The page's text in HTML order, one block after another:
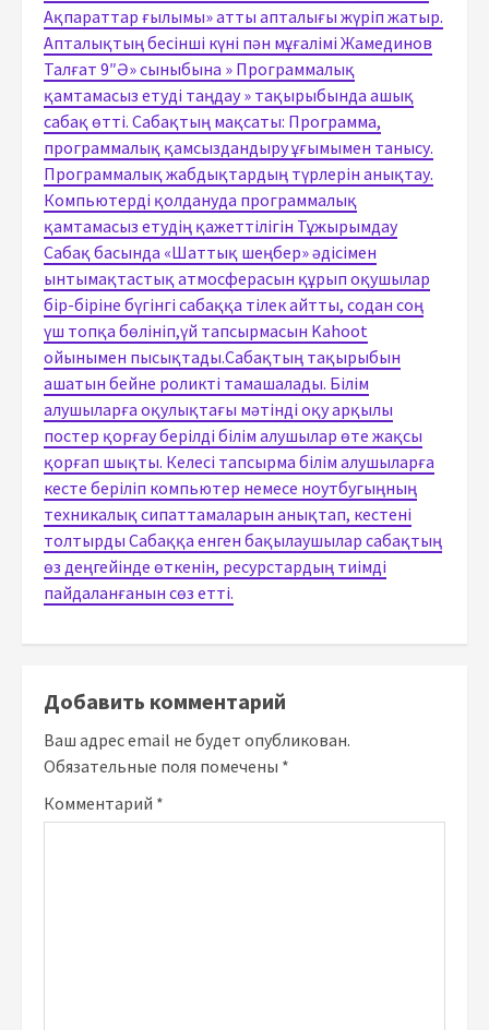
Ақпараттар ғылымы» атты апталығы жүріп жатыр.
Апталықтың бесінші күні пән мұғалімі Жамединов
Талғат 9″Ә» сыныбына » Программалық
қамтамасыз етуді таңдау » тақырыбында ашық
сабақ өтті. Сабақтың мақсаты: Программа,
программалық қамсыздандыру ұғымымен танысу.
Программалық жабдықтардың түрлерін анықтау.
Компьютерді қолдануда программалық
қамтамасыз етудің қажеттілігін Тұжырымдау
Сабақ басында «Шаттық шеңбер» әдісімен
ынтымақтастық атмосферасын құрып оқушылар
бір-біріне бүгінгі сабаққа тілек айтты, содан соң
үш топқа бөлініп,үй тапсырмасын Kahoot
ойынымен пысықтады.Сабақтың тақырыбын
ашатын бейне роликті тамашалады. Білім
алушыларға оқулықтағы мәтінді оқу арқылы
постер қорғау берілді білім алушылар өте жақсы
қорғап шықты. Келесі тапсырма білім алушыларға
кесте беріліп компьютер немесе ноутбугыңның
техникалық сипаттамаларын анықтап, кестені
толтырды Сабаққа енген бақылаушылар сабақтың
өз деңгейінде өткенін, ресурстардың тиімді
пайдаланғанын сөз етті.
Добавить комментарий
Ваш адрес email не будет опубликован.
Обязательные поля помечены *
Комментарий *